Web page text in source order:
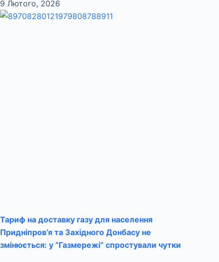
9 Лютого, 2026
Тариф на доставку газу для населення
Придніпров’я та Західного Донбасу не
змінюється: у “Газмережі” спростували чутки